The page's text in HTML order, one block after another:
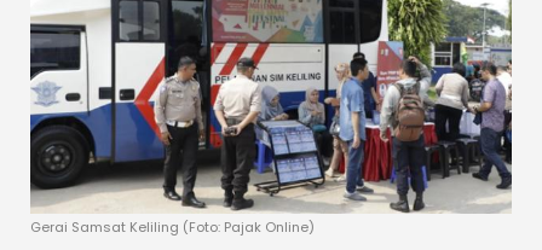
Gerai Samsat Keliling (Foto: Pajak Online)